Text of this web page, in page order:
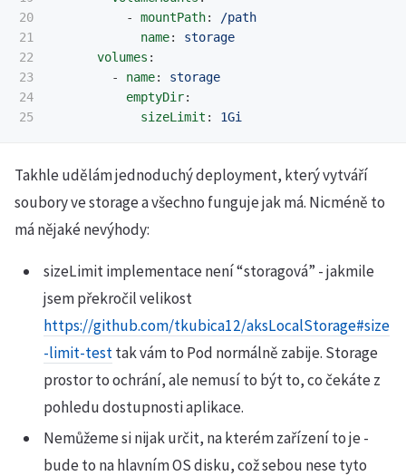
20
21
22
23
24
-
mountPath:
/path
name:
storage
volumes :
-
name:
storage
emptyDir:
sizeLimit : 1Gi
Takhle udělám jednoduchý deployment, který vytváří
soubory ve storage a všechno funguje jak má. Nicméně to
má nějaké nevýhody:
sizeLimit implementace není “storagová” - jakmile
jsem překročil velikost
https://github.com/tkubica12/aksLocalStorage#size
-limit-testtak vám to Pod normálně zabije. Storage
prostor to ochrání, ale nemusí to být to, co čekáte z
pohledu dostupnosti aplikace.
Nemůžeme si nijak určit, na kterém zařízení to je -
bude to na hlavním OS disku, což sebou nese tyto